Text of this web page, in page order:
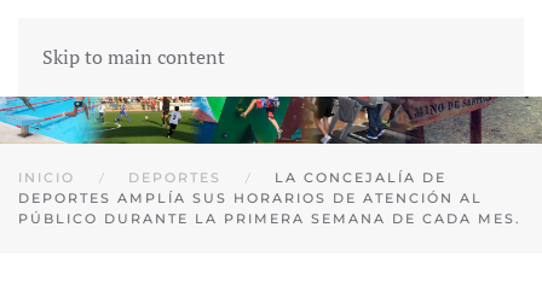
Skip to main content
INICIO DEPORTES
LA CONCEJALÍA DE
DEPORTES AMPLÍA SUS HORARIOS DE ATENCIÓN AL
PÚBLICO DURANTE LA PRIMERA SEMANA DE CADA MES.